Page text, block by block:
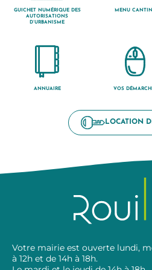
GUICHET NUMÉRIQUE DES
AUTORISATIONS
D’URBANISME
MENU
ANNUAIRE VOS
LOCATION
Votre mairie est ouverte lundi,
à 12h et de 14h à 18h.